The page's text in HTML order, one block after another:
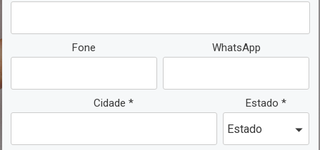
Fone WhatsApp
Cidade * Estado *